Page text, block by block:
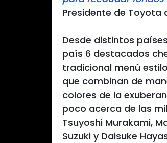
Presidente de Toyota
Desde distintos
país 6 destacados
tradicional menú
que combinan de
colores de la
poco acerca de las
Tsuyoshi Murakami,
Suzuki y Daisuke